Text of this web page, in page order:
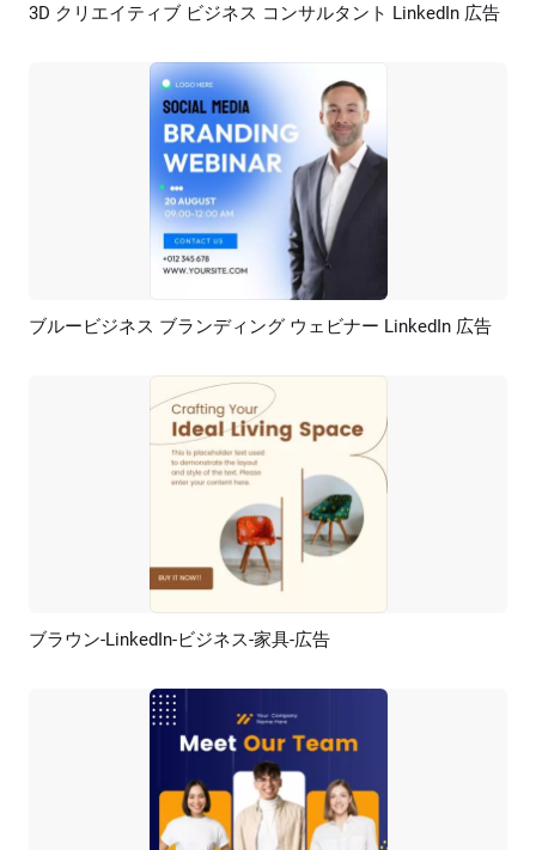
プレビュー カスタマイズ
3D クリエイティブ ビジネス コンサルタント LinkedIn 広告
プレビュー AI再生成
ブルービジネス ブランディング ウェビナー LinkedIn 広告
プレビュー AI再生成
ブラウン-LinkedIn-ビジネス-家具-広告